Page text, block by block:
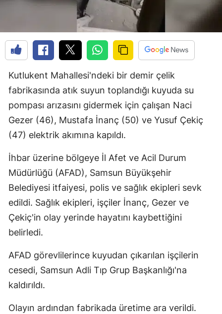
Kutlukent Mahallesi'ndeki bir demir çelik
fabrikasında atık suyun toplandığı kuyuda su
pompası arızasını gidermek için çalışan Naci
Gezer (46), Mustafa İnanç (50) ve Yusuf Çekiç
(47) elektrik akımına kapıldı.
İhbar üzerine bölgeye İl Afet ve Acil Durum
Müdürlüğü (AFAD), Samsun Büyükşehir
Belediyesi itfaiyesi, polis ve sağlık ekipleri sevk
edildi. Sağlık ekipleri, işçiler İnanç, Gezer ve
Çekiç'in olay yerinde hayatını kaybettiğini
belirledi.
AFAD görevlilerince kuyudan çıkarılan işçilerin
cesedi, Samsun Adli Tıp Grup Başkanlığı'na
kaldırıldı.
Olayın ardından fabrikada üretime ara verildi.